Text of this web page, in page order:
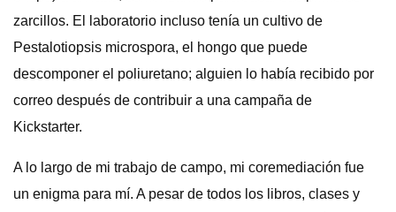
zarcillos. El laboratorio incluso tenía un cultivo de
Pestalotiopsis microspora, el hongo que puede
descomponer el poliuretano; alguien lo había recibido por
correo después de contribuir a una campaña de
Kickstarter.
A lo largo de mi trabajo de campo, mi coremediación fue
un enigma para mí. A pesar de todos los libros, clases y